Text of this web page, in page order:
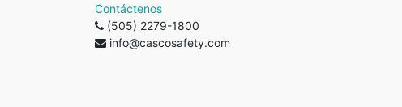
Contáctenos
(505) 2279-1800
info@cascosafety.com